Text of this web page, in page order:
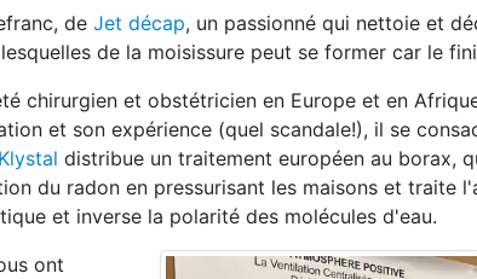
de Jet décap, un passionné qui nettoie et
de la moisissure peut se former car le
chirurgien et obstétricien en Europe et en
et son expérience (quel scandale!), il se
distribue un traitement européen au borax,
du radon en pressurisant les maisons et traite
et inverse la polarité des molécules d'eau.
ont